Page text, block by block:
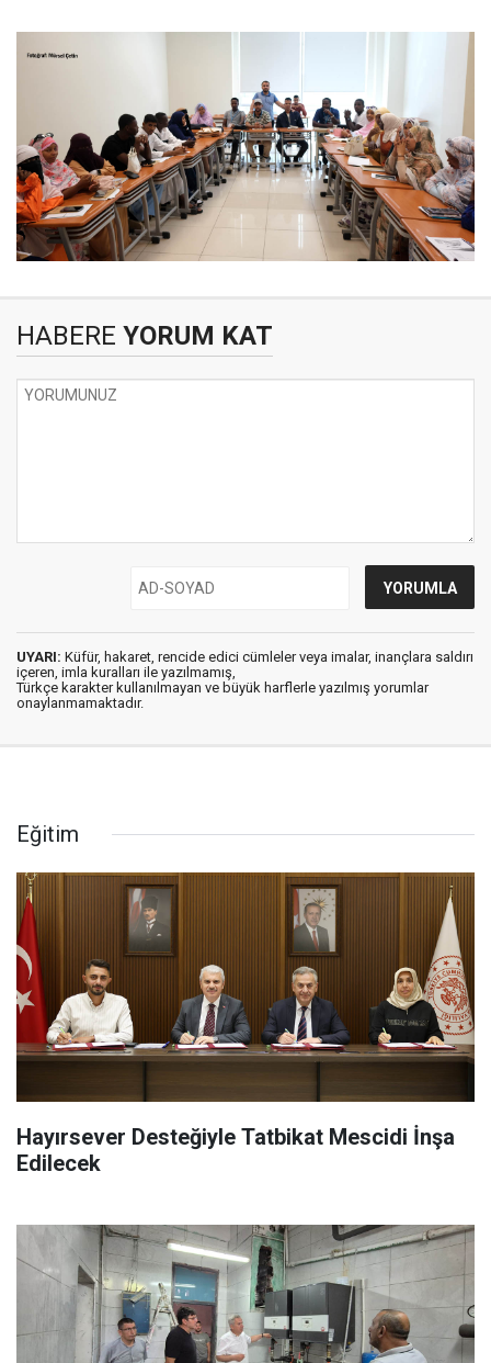
HABERE YORUM KAT
UYARI: Küfür, hakaret, rencide edici cümleler veya imalar, inançlara saldırı
içeren, imla kuralları ile yazılmamış,
Türkçe karakter kullanılmayan ve büyük harflerle yazılmış yorumlar
onaylanmamaktadır.
Eğitim
Hayırsever Desteğiyle Tatbikat Mescidi İnşa
Edilecek